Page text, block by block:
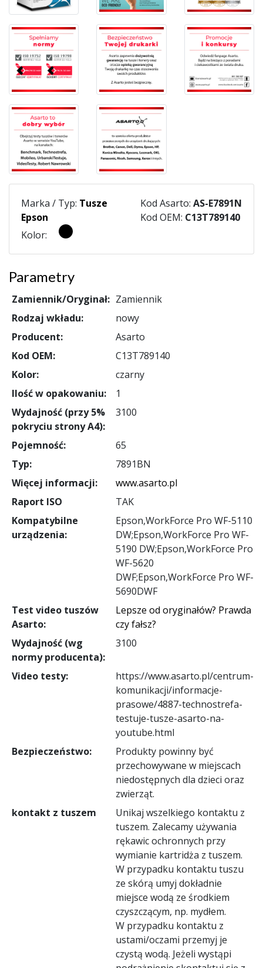
Marka / Typ: Tusze
Epson
Kod Asarto: AS-E7891N
Kod OEM: C13T789140
Kolor:
Parametry
Zamiennik/Oryginał: Zamiennik
Rodzaj wkładu:
nowy
Producent:
Asarto
Kod OEM:
C13T789140
Kolor:
czarny
Ilość w opakowaniu:
1
Wydajność (przy 5%
pokryciu strony A4):
3100
Pojemność:
65
Typ:
7891BN
Więcej informacji:
www.asarto.pl
Raport ISO
TAK
Kompatybilne
urządzenia:
Epson,WorkForce Pro WF-5110
DW;Epson,WorkForce Pro WF-
5190 DW;Epson,WorkForce Pro
WF-5620
DWF;Epson,WorkForce Pro WF-
5690DWF
Test video tuszów
Asarto:
Lepsze od oryginałów? Prawda
czy fałsz?
Wydajność (wg
normy producenta):
3100
Video testy:
https://www.asarto.pl/centrum-
komunikacji/informacje-
prasowe/4887-technostrefa-
testuje-tusze-asarto-na-
youtube.html
Bezpieczeństwo:
Produkty powinny być
przechowywane w miejscach
niedostępnych dla dzieci oraz
zwierząt.
kontakt z tuszem
Unikaj wszelkiego kontaktu z
tuszem. Zalecamy używania
rękawic ochronnych przy
wymianie kartridża z tuszem.
W przypadku kontaktu tuszu
ze skórą umyj dokładnie
miejsce wodą ze środkiem
czyszczącym, np. mydłem.
W przypadku kontaktu z
ustami/oczami przemyj je
czystą wodą. Jeżeli wystąpi